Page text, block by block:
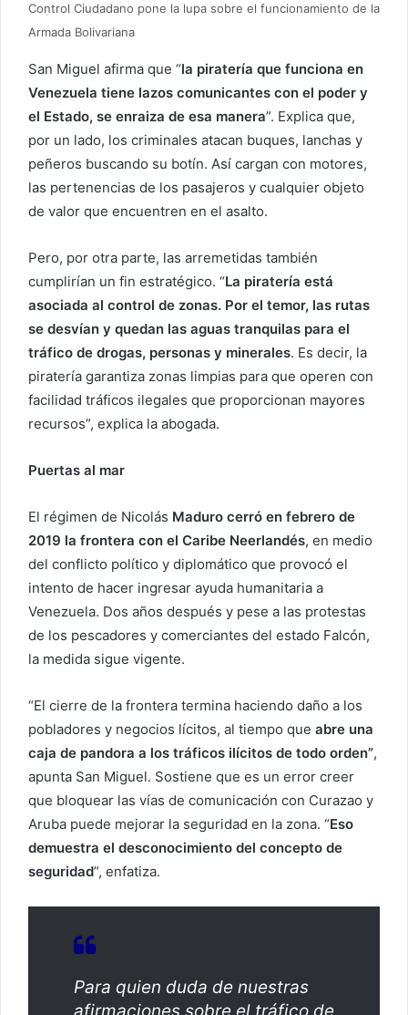
Control Ciudadano pone la lupa sobre el funcionamiento de la
Armada Bolivariana
San Miguel afirma que “la piratería que funciona en
Venezuela tiene lazos comunicantes con el poder y
el Estado, se enraiza de esa manera”. Explica que,
por un lado, los criminales atacan buques, lanchas y
peñeros buscando su botín. Así cargan con motores,
las pertenencias de los pasajeros y cualquier objeto
de valor que encuentren en el asalto.
Pero, por otra parte, las arremetidas también
cumplirían un fin estratégico. “La piratería está
asociada al control de zonas. Por el temor, las rutas
se desvían y quedan las aguas tranquilas para el
tráfico de drogas, personas y minerales. Es decir, la
piratería garantiza zonas limpias para que operen con
facilidad tráficos ilegales que proporcionan mayores
recursos”, explica la abogada.
Puertas al mar
El régimen de Nicolás Maduro cerró en febrero de
2019 la frontera con el Caribe Neerlandés, en medio
del conflicto político y diplomático que provocó el
intento de hacer ingresar ayuda humanitaria a
Venezuela. Dos años después y pese a las protestas
de los pescadores y comerciantes del estado Falcón,
la medida sigue vigente.
“El cierre de la frontera termina haciendo daño a los
pobladores y negocios lícitos, al tiempo que abre una
caja de pandora a los tráficos ilícitos de todo orden”,
apunta San Miguel. Sostiene que es un error creer
que bloquear las vías de comunicación con Curazao y
Aruba puede mejorar la seguridad en la zona. “Eso
demuestra el desconocimiento del concepto de
seguridad”, enfatiza.
Para quien duda de nuestras